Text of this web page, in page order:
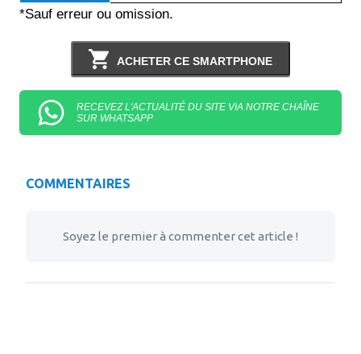
*Sauf erreur ou omission.
ACHETER CE SMARTPHONE
RECEVEZ L'ACTUALITÉ DU SITE VIA NOTRE CHAÎNE
SUR WHATSAPP
COMMENTAIRES
Soyez le premier à commenter cet article !